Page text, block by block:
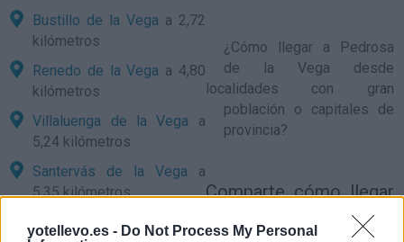
yotellevo.es - Do Not Process My Personal
Bustillo de la Vega a 2,72
kilómetros
Renedo de la Vega a 4,80
kilómetros
Villaluenga de la Vega a
5,24 kilómetros
Santervás de la Vega a
5,35 kilómetros
Quintanilla de Onsoña
¿ Cómo llegar a Pedrosa
de la Vega desde
localidades con gran
población o capitales de
provincia?
Compartecómo llegar
a Pedrosa de la Vega